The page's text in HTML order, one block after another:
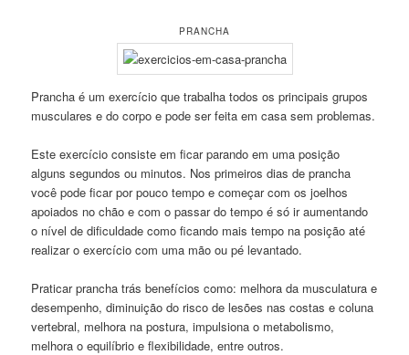
PRANCHA
Prancha é um exercício que trabalha todos os principais grupos
musculares e do corpo e pode ser feita em casa sem problemas.
Este exercício consiste em ficar parando em uma posição
alguns segundos ou minutos. Nos primeiros dias de prancha
você pode ficar por pouco tempo e começar com os joelhos
apoiados no chão e com o passar do tempo é só ir aumentando
o nível de dificuldade como ficando mais tempo na posição até
realizar o exercício com uma mão ou pé levantado.
Praticar prancha trás benefícios como: melhora da musculatura e
desempenho, diminuição do risco de lesões nas costas e coluna
vertebral, melhora na postura, impulsiona o metabolismo,
melhora o equilíbrio e flexibilidade, entre outros.